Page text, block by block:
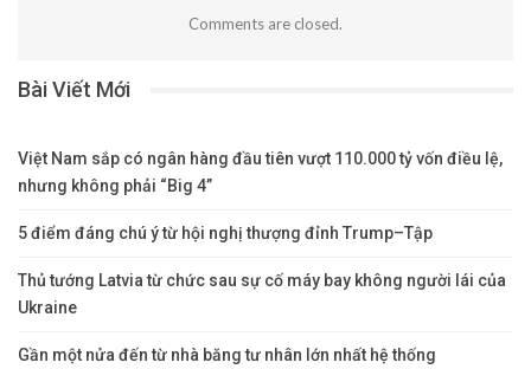
Comments are closed.
Bài Viết Mới
Việt Nam sắp có ngân hàng đầu tiên vượt 110.000 tỷ vốn điều lệ,
nhưng không phải “Big 4”
5 điểm đáng chú ý từ hội nghị thượng đỉnh Trump–Tập
Thủ tướng Latvia từ chức sau sự cố máy bay không người lái của
Ukraine
Gần một nửa đến từ nhà băng tư nhân lớn nhất hệ thống